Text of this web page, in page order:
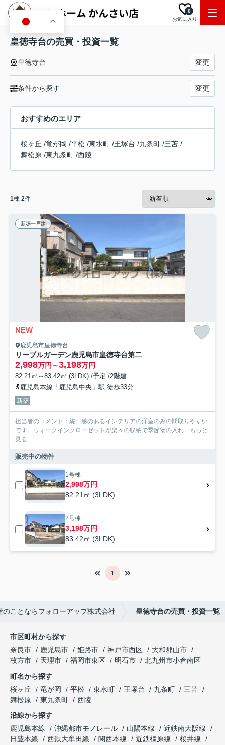
お気に入り
0
皇徳寺台の売買・投資一覧
皇徳寺台 変更
条件から探す 変更
おすすめのエリア
桜ヶ丘 /竜が岡 /平松 /東水町 /王塚台 /九条町 /三苫 /
舞松原 /東九条町 /西陵
1棟 2件
新築一戸建
NEW
鹿児島市皇徳寺台
リーブルガーデン鹿児島市皇徳寺台第二
2,998万円～3,198万円
82.21㎡～83.42㎡ (3LDK) /予定 /2階建
鹿児島本線「鹿児島中央」駅 徒歩33分
新築
担当者のコメント：統一感のあるインテリアの洋室のみの間取りやすい
です。ウォークインクローゼットが楽々の収納で季節物の入れ... もっと
見る
販売中の物件
1号棟
2,998万円
82.21㎡ (3LDK)
2号棟
3,198万円
83.42㎡ (3LDK)
1
のことならフォローアップ株式会社 皇徳寺台の売買・投資一覧
市区町村から探す
奈良市
鹿児島市 姫路市 神戸市西区
大和郡山市
枚方市
天理市 福岡市東区 明石市
北九州市小倉南区
町名から探す
桜ヶ丘
竜が岡 平松 東水町 王塚台 九条町
三苫
舞松原
東九条町
西陵
沿線から探す
鹿児島本線
沖縄都市モノレール 山陽本線
近鉄南大阪線
日豊本線
西鉄大牟田線 関西本線 近鉄橿原線
桜井線